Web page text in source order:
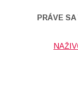
PRÁVE